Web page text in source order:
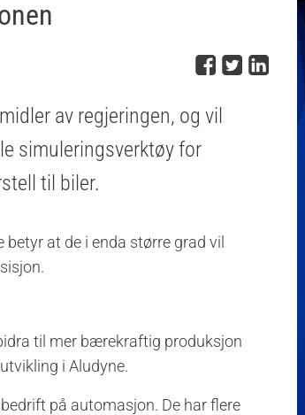
Del på
Del
av regjeringen, og vil
simuleringsverktøy for
til biler.
at de i enda større grad vil
til mer bærekraftig produksjon
i Aludyne.
på automasjon. De har flere